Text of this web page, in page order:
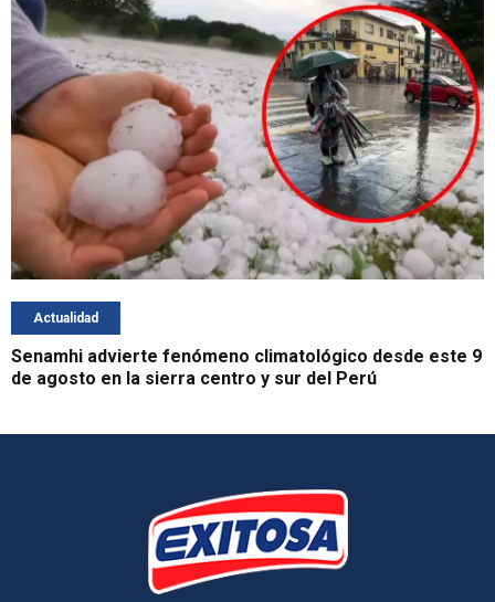
Actualidad
Senamhi advierte fenómeno climatológico desde este 9
de agosto en la sierra centro y sur del Perú